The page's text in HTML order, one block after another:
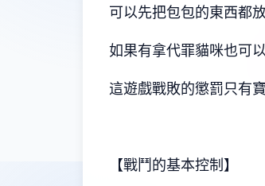
可以先把包包的東西都
如果有拿代罪貓咪也可
這遊戲戰敗的懲罰只有
【戰鬥的基本控制】